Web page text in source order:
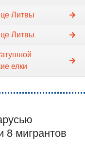
Литвы
Литвы
елки
8 мигрантов